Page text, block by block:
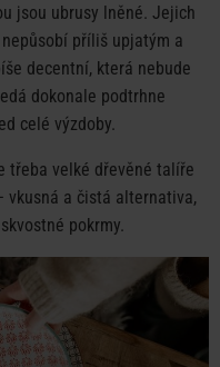
jsou ubrusy lněné. Jejich
příliš upjatým a
decentní, která nebude
dokonale podtrhne
celé výzdoby.
třeba velké dřevěné talíře
vkusná a čistá alternativa,
pokrmy.